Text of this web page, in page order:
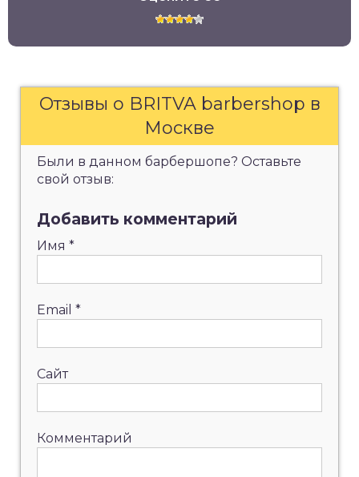
Отзывы о BRITVA barbershop в
Москве
Были в данном барбершопе? Оставьте
свой отзыв:
Добавить комментарий
Имя *
Email *
Сайт
Комментарий